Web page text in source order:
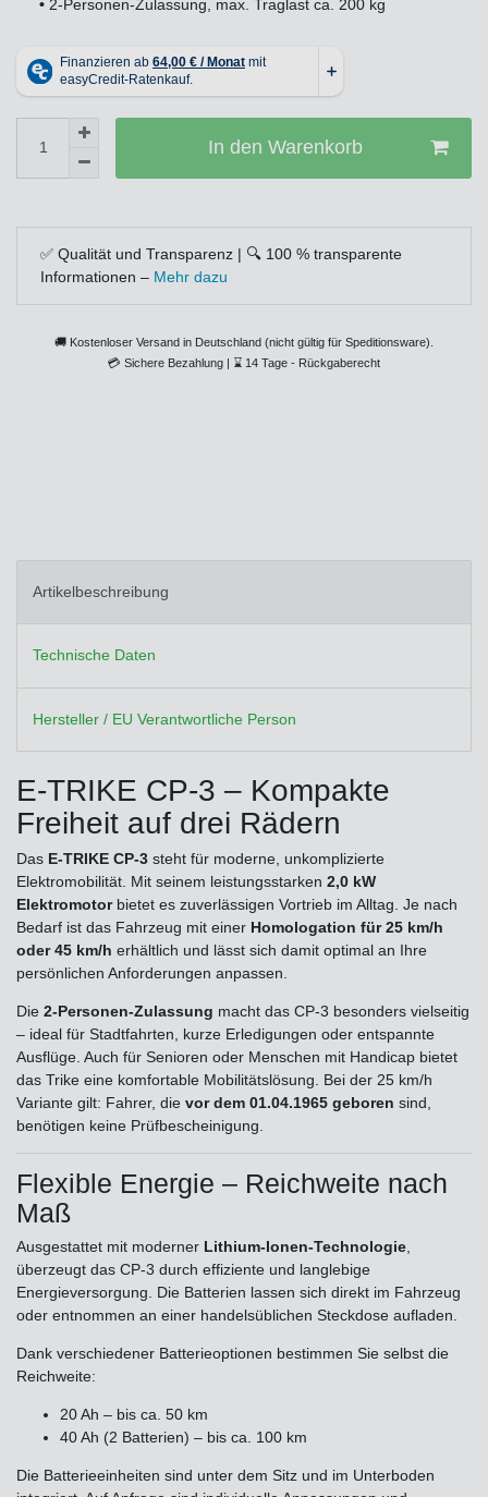
• 2-Personen-Zulassung, max. Traglast ca. 200 kg
In den Warenkorb
✅ Qualität und Transparenz | 🔍 100 % transparente
Informationen – Mehr dazu
🚚 Kostenloser Versand in Deutschland (nicht gültig für Speditionsware).
💳 Sichere Bezahlung | ⌛ 14 Tage - Rückgaberecht
Artikelbeschreibung
Technische Daten
Hersteller / EU Verantwortliche Person
E-TRIKE CP-3 – Kompakte
Freiheit auf drei Rädern
Das E-TRIKE CP-3 steht für moderne, unkomplizierte
Elektromobilität. Mit seinem leistungsstarken 2,0 kW
Elektromotorbietet es zuverlässigen Vortrieb im Alltag. Je nach
Bedarf ist das Fahrzeug mit einer Homologation für 25 km/h
oder 45 km/h erhältlich und lässt sich damit optimal an Ihre
persönlichen Anforderungen anpassen.
Die 2-Personen-Zulassung macht das CP-3 besonders vielseitig
– ideal für Stadtfahrten, kurze Erledigungen oder entspannte
Ausflüge. Auch für Senioren oder Menschen mit Handicap bietet
das Trike eine komfortable Mobilitätslösung. Bei der 25 km/h
Variante gilt: Fahrer, die vor dem 01.04.1965 geboren sind,
benötigen keine Prüfbescheinigung.
Flexible Energie – Reichweite nach
Maß
Ausgestattet mit moderner Lithium-Ionen-Technologie
überzeugt das CP-3 durch effiziente und langlebige
Energieversorgung. Die Batterien lassen sich direkt im Fahrzeug
oder entnommen an einer handelsüblichen Steckdose aufladen.
Dank verschiedener Batterieoptionen bestimmen Sie selbst die
Reichweite:
20 Ah – bis ca. 50 km
40 Ah (2 Batterien) – bis ca. 100 km
Die Batterieeinheiten sind unter dem Sitz und im Unterboden